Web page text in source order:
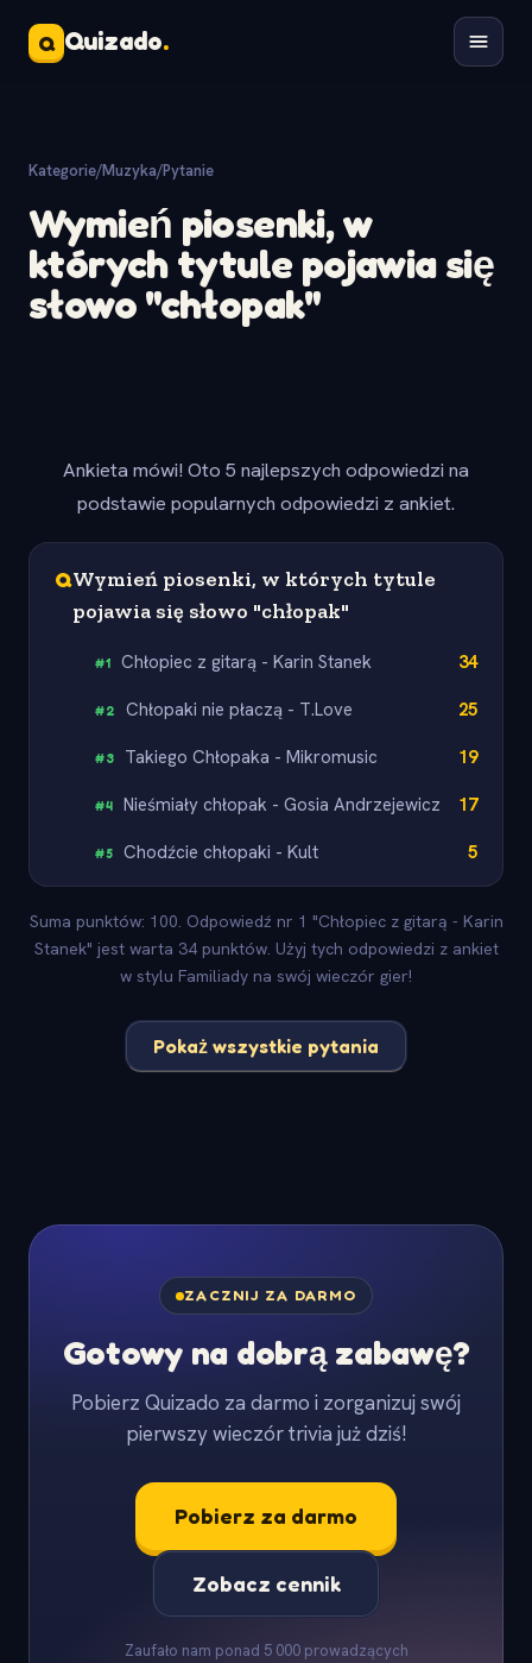
Q Quizado.
Kategorie/Muzyka/Pytanie
Wymień piosenki, w
których tytule pojawia się
słowo "chłopak"
Ankieta mówi! Oto 5 najlepszych odpowiedzi na
podstawie popularnych odpowiedzi z ankiet.
QWymień piosenki, w których tytule
pojawia się słowo "chłopak"
#1 Chłopiec z gitarą - Karin Stanek 34
#2 Chłopaki nie płaczą - T.Love 25
#3 Takiego Chłopaka - Mikromusic 19
#4 Nieśmiały chłopak - Gosia Andrzejewicz 17
#5 Chodźcie chłopaki - Kult 5
Suma punktów: 100. Odpowiedź nr 1 "Chłopiec z gitarą - Karin
Stanek" jest warta 34 punktów. Użyj tych odpowiedzi z ankiet
w stylu Familiady na swój wieczór gier!
Pokaż wszystkie pytania
ZACZNIJ ZA DARMO
Gotowy na dobrą zabawę?
Pobierz Quizado za darmo i zorganizuj swój
pierwszy wieczór trivia już dziś!
Pobierz za darmo
Zobacz cennik
Zaufało nam ponad 5 000 prowadzących